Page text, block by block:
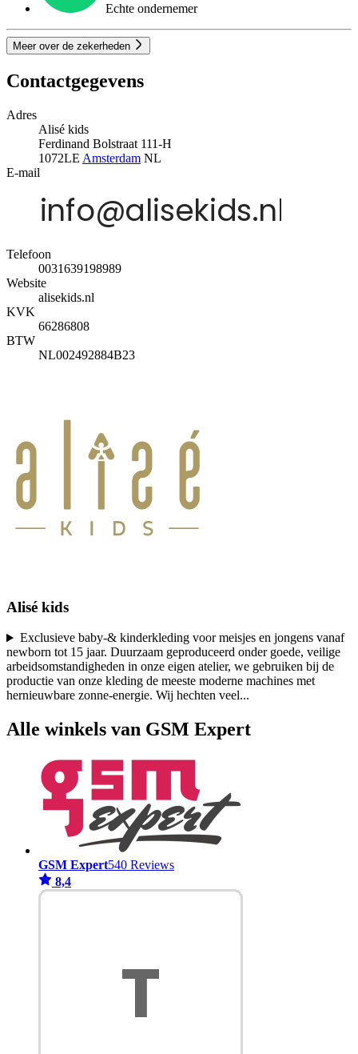
Echte ondernemer
Meer over de zekerheden
Contactgegevens
Adres
Alisé kids
Ferdinand Bolstraat 111-H
1072LE Amsterdam NL
E-mail
Telefoon
0031639198989
Website
alisekids.nl
KVK
66286808
BTW
NL002492884B23
Alisé kids
Exclusieve baby-& kinderkleding voor meisjes en jongens vanaf
newborn tot 15 jaar. Duurzaam geproduceerd onder goede, veilige
arbeidsomstandigheden in onze eigen atelier, we gebruiken bij de
productie van onze kleding de meeste moderne machines met
hernieuwbare zonne-energie. Wij hechten veel...
Alle winkels van GSM Expert
GSM Expert540 Reviews
8,4